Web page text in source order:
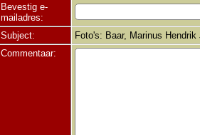
Bevestig e-
mailadres:
Subject:
Foto's: Baar, Marinus Hendrik
Commentaar: